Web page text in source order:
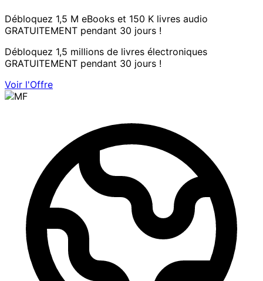
Débloquez 1,5 M eBooks et 150 K livres audio
GRATUITEMENT pendant 30 jours !
Débloquez 1,5 millions de livres électroniques
GRATUITEMENT pendant 30 jours !
Voir l'Offre